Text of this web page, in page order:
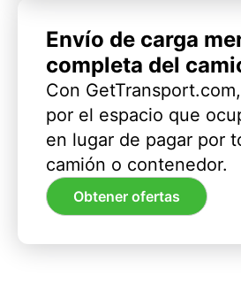
Envío de carga
completa del
Con
por el espacio que
en lugar de pagar por
camión o contenedor.
Obtener ofertas